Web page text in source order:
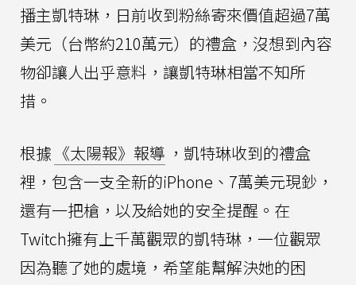
播主凱特琳，日前收到粉絲寄來價值超過7萬
美元（台幣約210萬元）的禮盒，沒想到內容
物卻讓人出乎意料，讓凱特琳相當不知所
措。
根據 《太陽報》報導 ，凱特琳收到的禮盒
裡，包含一支全新的iPhone、7萬美元現鈔，
還有一把槍，以及給她的安全提醒。在
Twitch擁有上千萬觀眾的凱特琳，一位觀眾
因為聽了她的處境，希望能幫解決她的困